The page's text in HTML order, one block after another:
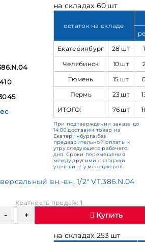
на складах 60 шт
остаток на складе
Екатеринбург
28 шт
Челябинск
10 шт
Тюмень
15 шт
Пермь
23 шт
ИТОГО:
76 шт
При подтверждении заказа до
14:00 доставим товар из
Екатеринбурга без
предварительной оплаты к
утру следующего рабочего
дня. Сроки перемещения
между другими складами
уточняйте у менеджеров.
вн.-вн. 1/2" VT.386.N.04
Кратность продаж: 1
Купить
на складах 253 шт